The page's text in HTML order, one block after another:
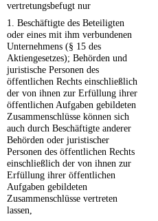
vertretungsbefugt nur
1. Beschäftigte des Beteiligten
oder eines mit ihm verbundenen
Unternehmens (§ 15 des
Aktiengesetzes); Behörden und
juristische Personen des
öffentlichen Rechts einschließlich
der von ihnen zur Erfüllung ihrer
öffentlichen Aufgaben gebildeten
Zusammenschlüsse können sich
auch durch Beschäftigte anderer
Behörden oder juristischer
Personen des öffentlichen Rechts
einschließlich der von ihnen zur
Erfüllung ihrer öffentlichen
Aufgaben gebildeten
Zusammenschlüsse vertreten
lassen,